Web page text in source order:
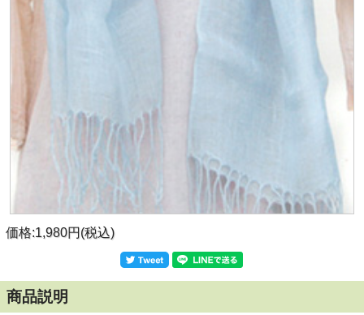
価格:1,980円(税込)
商品説明